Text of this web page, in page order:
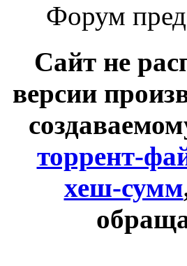
Форум
Сайт не
версии
торрент-
хеш-сумм